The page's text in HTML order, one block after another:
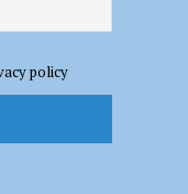
il rogo:
strada,
policy